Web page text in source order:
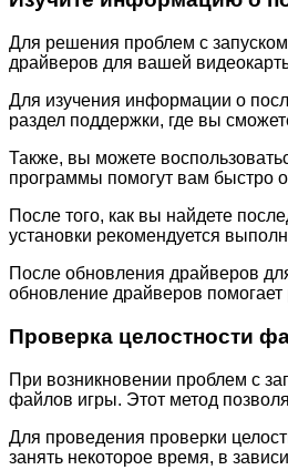
Для решения проблем с
драйверов для вашей
Для изучения информации о
раздел поддержки, где вы
Также, вы можете
программы помогут вам быстро
После того, как вы найдете
установки рекомендуется
После обновления драйверов
обновление драйверов
Проверка целостности
При возникновении проблем с
файлов игры. Этот метод
Для проведения проверки
занять некоторое время, в